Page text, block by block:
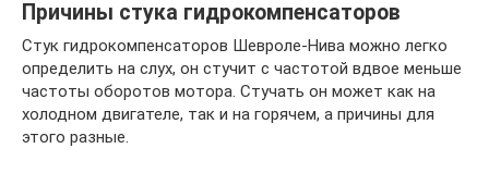
Причины стука гидрокомпенсаторов
Стук гидрокомпенсаторов Шевроле-Нива можно легко
определить на слух, он стучит с частотой вдвое меньше
частоты оборотов мотора. Стучать он может как на
холодном двигателе, так и на горячем, а причины для
этого разные.